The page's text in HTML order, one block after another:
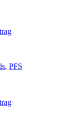
, PFS